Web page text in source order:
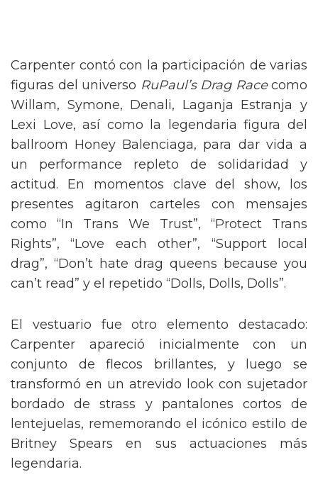
Carpenter contó con la participación de varias
figuras del universo RuPaul’s Drag Racecomo
Willam, Symone, Denali, Laganja Estranja y
Lexi Love, así como la legendaria figura del
ballroom Honey Balenciaga, para dar vida a
un performance repleto de solidaridad y
actitud. En momentos clave del show, los
presentes agitaron carteles con mensajes
como “In Trans We Trust”, “Protect Trans
Rights”, “Love each other”, “Support local
drag”, “Don’t hate drag queens because you
can’t read” y el repetido “Dolls, Dolls, Dolls”.
El vestuario fue otro elemento destacado:
Carpenter apareció inicialmente con un
conjunto de flecos brillantes, y luego se
transformó en un atrevido look con sujetador
bordado de strass y pantalones cortos de
lentejuelas, rememorando el icónico estilo de
Britney Spears en sus actuaciones más
legendaria.